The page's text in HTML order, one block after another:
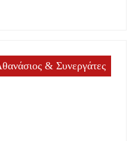
& Συνεργάτες